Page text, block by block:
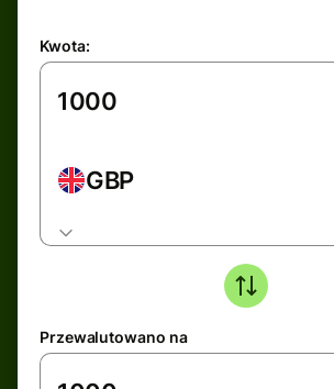
Kwota:
GBP
Przewalutowano na